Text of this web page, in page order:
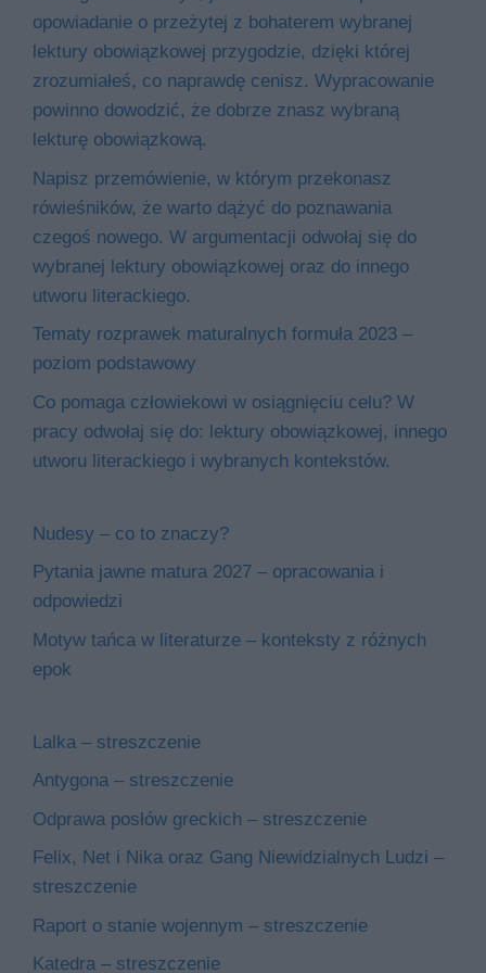
opowiadanie o przeżytej z bohaterem wybranej
lektury obowiązkowej przygodzie, dzięki której
zrozumiałeś, co naprawdę cenisz. Wypracowanie
powinno dowodzić, że dobrze znasz wybraną
lekturę obowiązkową.
Napisz przemówienie, w którym przekonasz
rówieśników, że warto dążyć do poznawania
czegoś nowego. W argumentacji odwołaj się do
wybranej lektury obowiązkowej oraz do innego
utworu literackiego.
Tematy rozprawek maturalnych formuła 2023 –
poziom podstawowy
Co pomaga człowiekowi w osiągnięciu celu? W
pracy odwołaj się do: lektury obowiązkowej, innego
utworu literackiego i wybranych kontekstów.
Nudesy – co to znaczy?
Pytania jawne matura 2027 – opracowania i
odpowiedzi
Motyw tańca w literaturze – konteksty z różnych
epok
Lalka – streszczenie
Antygona – streszczenie
Odprawa posłów greckich – streszczenie
Felix, Net i Nika oraz Gang Niewidzialnych Ludzi –
streszczenie
Raport o stanie wojennym – streszczenie
Katedra – streszczenie